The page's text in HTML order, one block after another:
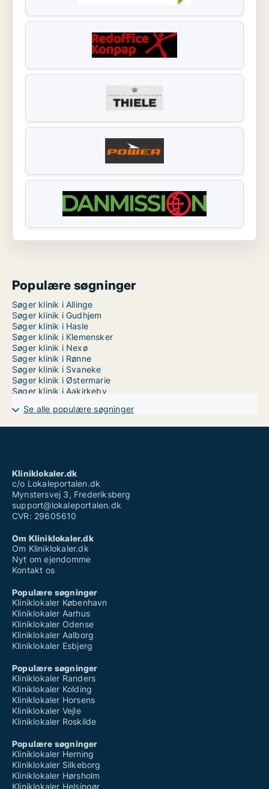
Populære søgninger
Søger klinik i Allinge
Søger klinik i Gudhjem
Søger klinik i Hasle
Søger klinik i Klemensker
Søger klinik i Nexø
Søger klinik i Rønne
Søger klinik i Svaneke
Søger klinik i Østermarie
Søger klinik i Aakirkeby
Se alle populære søgninger
Kliniklokaler.dk
c/o Lokaleportalen.dk
Mynstersvej 3, Frederiksberg
support@lokaleportalen.dk
CVR: 29605610
Om Kliniklokaler.dk
Om Kliniklokaler.dk
Nyt om ejendomme
Kontakt os
Populære søgninger
Kliniklokaler København
Kliniklokaler Aarhus
Kliniklokaler Odense
Kliniklokaler Aalborg
Kliniklokaler Esbjerg
Populære søgninger
Kliniklokaler Randers
Kliniklokaler Kolding
Kliniklokaler Horsens
Kliniklokaler Vejle
Kliniklokaler Roskilde
Populære søgninger
Kliniklokaler Herning
Kliniklokaler Silkeborg
Kliniklokaler Hørsholm
Kliniklokaler Helsingør